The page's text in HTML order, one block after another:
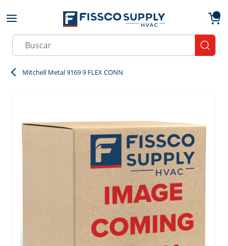
Skip to main content
Site Search
Mitchell Metal 9169 9 FLEX CONN